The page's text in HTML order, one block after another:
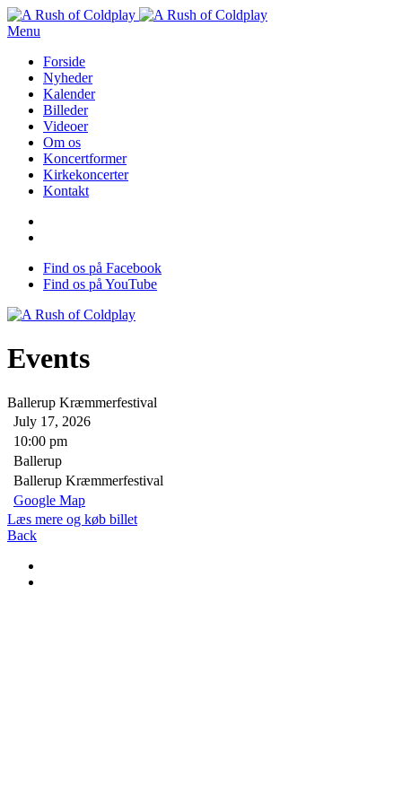
Menu
Forside
Nyheder
Kalender
Billeder
Videoer
Om os
Koncertformer
Kirkekoncerter
Kontakt
Find os på Facebook
Find os på YouTube
Events
Ballerup Kræmmerfestival
July 17, 2026
10:00 pm
Ballerup
Ballerup Kræmmerfestival
Google Map
Læs mere og køb billet
Back